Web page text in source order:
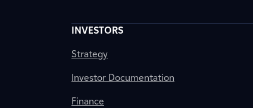
INVESTORS
Strategy
Investor Documentation
Finance